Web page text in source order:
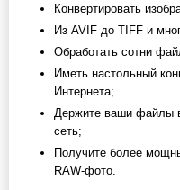
Конвертировать
Из AVIF до TIFF и
Обработать сотни
Иметь настольный
Интернета;
Держите ваши файлы
сеть;
Получите более
RAW-фото.